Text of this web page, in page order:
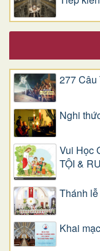
277 Câu
Nghi
Vui Học
TỘI &
Thánh
Khai